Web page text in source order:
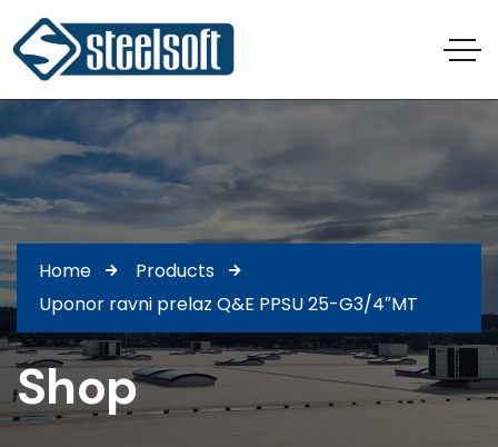
Home
Products
Uponor ravni prelaz Q&E PPSU 25-G3/4″MT
Shop